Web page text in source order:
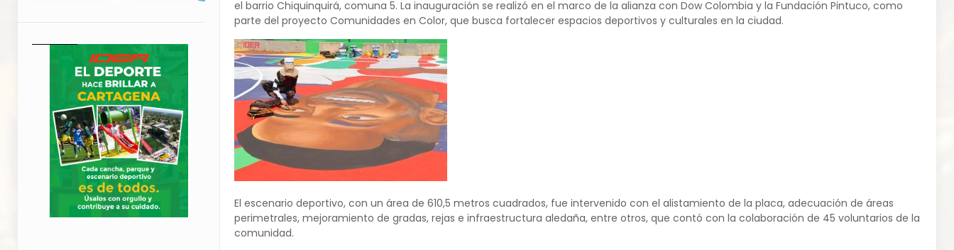
el barrio Chiquinquirá, comuna 5. La inauguración se realizó en el marco de la alianza con Dow Colombia y la Fundación Pintuco, como
parte del proyecto Comunidades en Color, que busca fortalecer espacios deportivos y culturales en la ciudad.
El escenario deportivo, con un área de 610,5 metros cuadrados, fue intervenido con el alistamiento de la placa, adecuación de áreas
perimetrales, mejoramiento de gradas, rejas e infraestructura aledaña, entre otros, que contó con la colaboración de 45 voluntarios de la
comunidad.